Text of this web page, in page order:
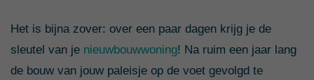
Het is bijna zover: over een paar dagen krijg je de
sleutel van je nieuwbouwwoning! Na ruim een jaar lang
de bouw van jouw paleisje op de voet gevolgd te